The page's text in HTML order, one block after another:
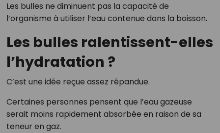
Les bulles ne diminuent pas la capacité de
l’organisme à utiliser l’eau contenue dans la boisson.
Les bulles ralentissent-elles
l’hydratation ?
C’est une idée reçue assez répandue.
Certaines personnes pensent que l’eau gazeuse
serait moins rapidement absorbée en raison de sa
teneur en gaz.